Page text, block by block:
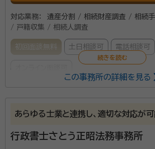
対応業務：
遺産分割 / 相続財産調査 / 相続
/ 戸籍収集 / 相続人調査
初回面談無料 土日相談可 電話相談可
菊地 智志（きくち さとし） 行政書士
相続人調査、遺産分割協議書の作成、相
この事務所の詳細を見る
あらゆる士業と連携し、適切な対応が可
行政書士さとう正昭法務事務所